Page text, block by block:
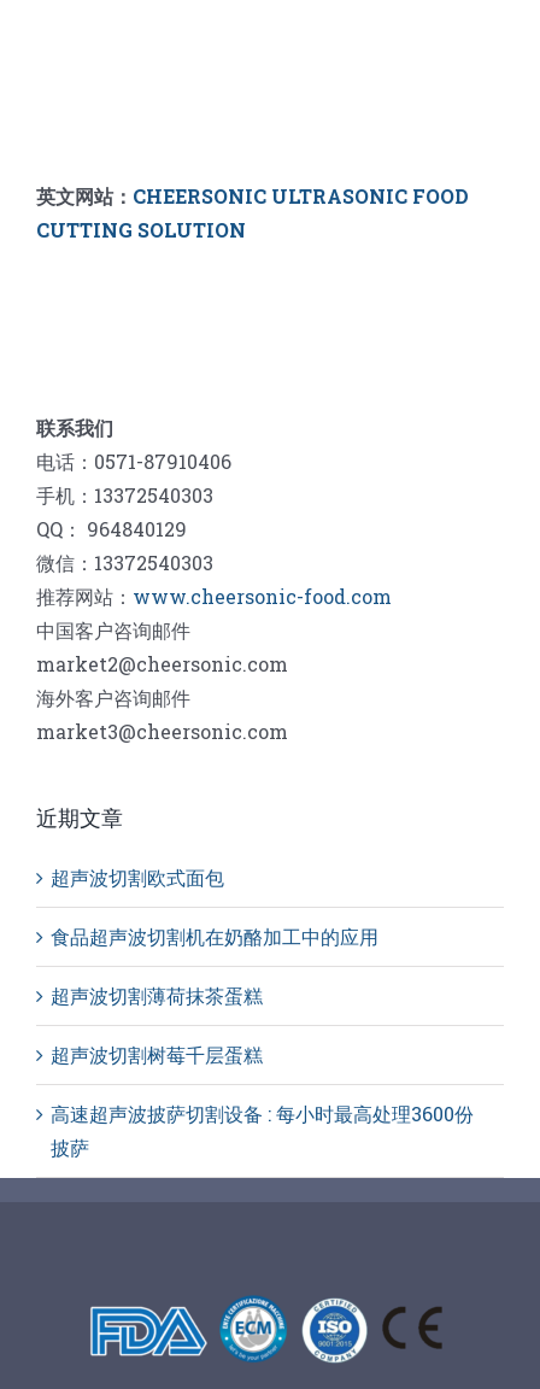
英文网站： CHEERSONIC ULTRASONIC FOOD
CUTTING SOLUTION
联系我们
电话：0571-87910406
手机：13372540303
QQ： 964840129
微信：13372540303
推荐网站： www.cheersonic-food.com
中国客户咨询邮件
market2@cheersonic.com
海外客户咨询邮件
market3@cheersonic.com
近期文章
超声波切割欧式面包
食品超声波切割机在奶酪加工中的应用
超声波切割薄荷抹茶蛋糕
超声波切割树莓千层蛋糕
高速超声波披萨切割设备 : 每小时最高处理3600份
披萨